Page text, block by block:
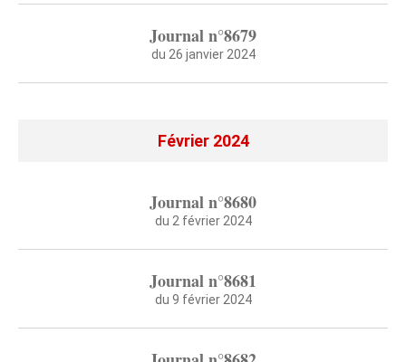
Journal n°8679
du 26 janvier 2024
Février 2024
Journal n°8680
du 2 février 2024
Journal n°8681
du 9 février 2024